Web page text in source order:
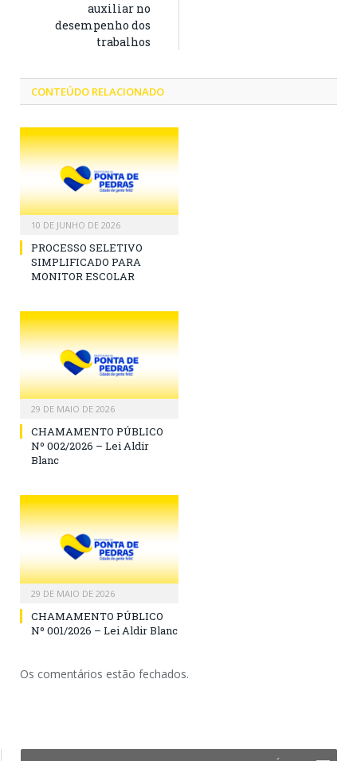
auxiliar no
desempenho dos
trabalhos
CONTEÚDO RELACIONADO
10 DE JUNHO DE 2026
PROCESSO SELETIVO
SIMPLIFICADO PARA
MONITOR ESCOLAR
29 DE MAIO DE 2026
CHAMAMENTO PÚBLICO
Nº 002/2026 – Lei Aldir
Blanc
29 DE MAIO DE 2026
CHAMAMENTO PÚBLICO
Nº 001/2026 – Lei Aldir Blanc
Os comentários estão fechados.